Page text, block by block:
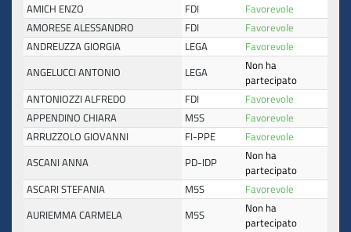
AMICH ENZO
FDI
Favorevole
AMORESE ALESSANDRO
FDI
Favorevole
ANDREUZZA GIORGIA
LEGA
Favorevole
ANGELUCCI ANTONIO
LEGA
Non ha
partecipato
ANTONIOZZI ALFREDO
FDI
Favorevole
APPENDINO CHIARA
M5S
Favorevole
ARRUZZOLO GIOVANNI
FI-PPE
Favorevole
ASCANI ANNA
PD-IDP
Non ha
partecipato
ASCARI STEFANIA
M5S
Favorevole
AURIEMMA CARMELA
M5S
Non ha
partecipato